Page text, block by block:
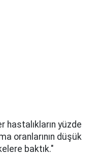
hastalıkların yüzde
oranlarının düşük
baktık."